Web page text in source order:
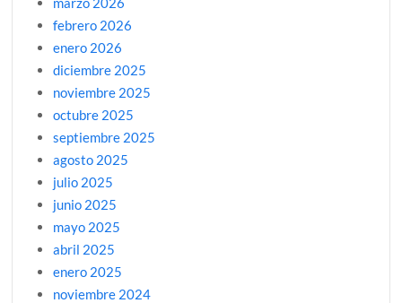
febrero 2026
enero 2026
diciembre 2025
noviembre 2025
octubre 2025
septiembre 2025
agosto 2025
julio 2025
junio 2025
mayo 2025
abril 2025
enero 2025
noviembre 2024